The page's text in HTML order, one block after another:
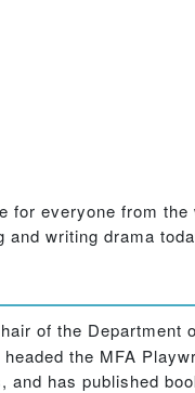
for everyone from the
writing drama
of the Department
the MFA
has published